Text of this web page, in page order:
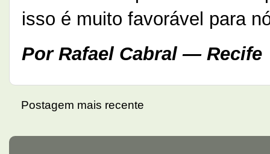
isso é muito favorável para
Por Rafael Cabral — Recife
Postagem mais recente